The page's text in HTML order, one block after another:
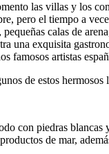
las villas y los
pero el tiempo a
calas de
una exquisita
famosos artistas
de estos hermosos
con piedras
de mar,